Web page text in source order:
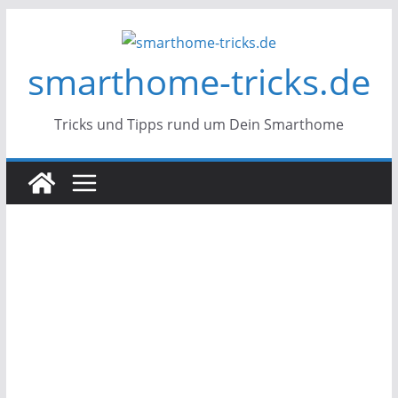
smarthome-tricks.de
Tricks und Tipps rund um Dein Smarthome